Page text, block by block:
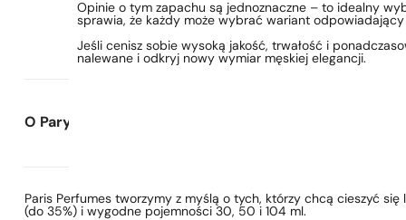
Opinie o tym zapachu są jednoznaczne – to idealny
sprawia, że każdy może wybrać wariant
Jeśli cenisz sobie wysoką jakość, trwałość i
nalewane i odkryj nowy wymiar męskiej elegancji.
O Paryskie Perfumy
Paris Perfumes tworzymy z myślą o tych, którzy chcą cieszyć
(do 35%) i wygodne pojemności 30, 50 i 104 ml.